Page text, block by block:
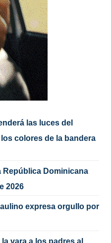
las luces del
colores de la bandera
República Dominicana
2026
expresa orgullo por
vara a los padres al